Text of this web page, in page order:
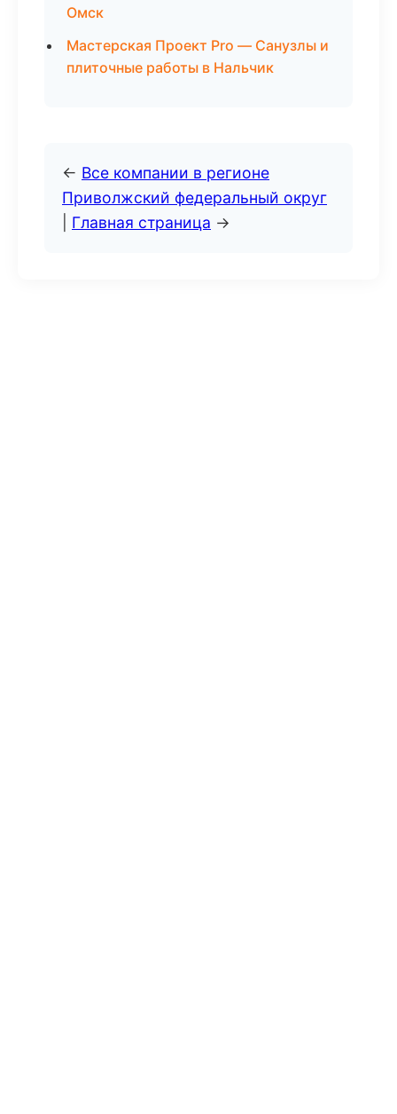
Омск
Мастерская Проект Pro — Санузлы и
плиточные работы в Нальчик
← Все компании в регионе
Приволжский федеральный округ
Главная страница →